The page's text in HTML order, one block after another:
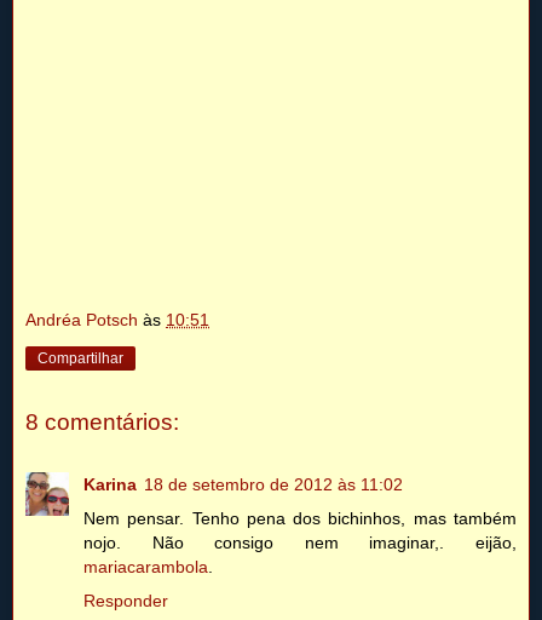
Andréa Potsch às 10:51
Compartilhar
8 comentários:
Karina 18 de setembro de 2012 às 11:02
Nem pensar. Tenho pena dos bichinhos, mas também
nojo. Não consigo nem imaginar,. eijão,
mariacarambola
Responder